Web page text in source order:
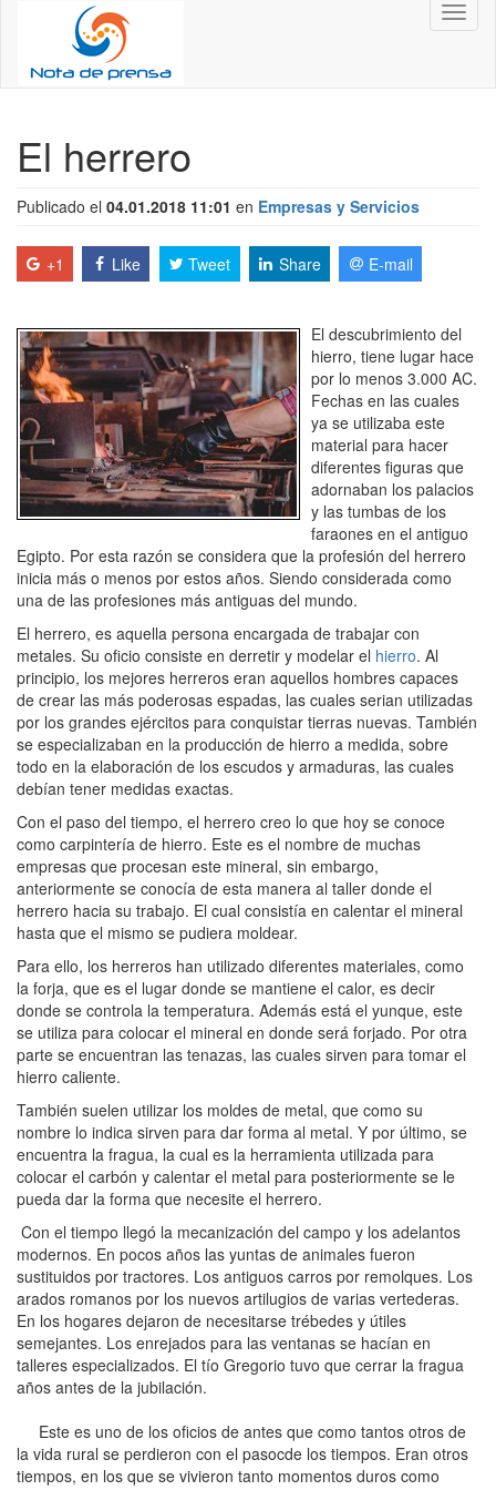
El herrero
Publicado el 04.01.2018 11:01 en Empresas y Servicios
+1 Like Tweet Share E-mail
El descubrimiento del
hierro, tiene lugar hace
por lo menos 3.000 AC.
Fechas en las cuales
ya se utilizaba este
material para hacer
diferentes figuras que
adornaban los palacios
y las tumbas de los
faraones en el antiguo
Egipto. Por esta razón se considera que la profesión del herrero
inicia más o menos por estos años. Siendo considerada como
una de las profesiones más antiguas del mundo.
El herrero, es aquella persona encargada de trabajar con
metales. Su oficio consiste en derretir y modelar el hierro. Al
principio, los mejores herreros eran aquellos hombres capaces
de crear las más poderosas espadas, las cuales serian utilizadas
por los grandes ejércitos para conquistar tierras nuevas. También
se especializaban en la producción de hierro a medida, sobre
todo en la elaboración de los escudos y armaduras, las cuales
debían tener medidas exactas.
Con el paso del tiempo, el herrero creo lo que hoy se conoce
como carpintería de hierro. Este es el nombre de muchas
empresas que procesan este mineral, sin embargo,
anteriormente se conocía de esta manera al taller donde el
herrero hacia su trabajo. El cual consistía en calentar el mineral
hasta que el mismo se pudiera moldear.
Para ello, los herreros han utilizado diferentes materiales, como
la forja, que es el lugar donde se mantiene el calor, es decir
donde se controla la temperatura. Además está el yunque, este
se utiliza para colocar el mineral en donde será forjado. Por otra
parte se encuentran las tenazas, las cuales sirven para tomar el
hierro caliente.
También suelen utilizar los moldes de metal, que como su
nombre lo indica sirven para dar forma al metal. Y por último, se
encuentra la fragua, la cual es la herramienta utilizada para
colocar el carbón y calentar el metal para posteriormente se le
pueda dar la forma que necesite el herrero.
Con el tiempo llegó la mecanización del campo y los adelantos
modernos. En pocos años las yuntas de animales fueron
sustituidos por tractores. Los antiguos carros por remolques. Los
arados romanos por los nuevos artilugios de varias vertederas.
En los hogares dejaron de necesitarse trébedes y útiles
semejantes. Los enrejados para las ventanas se hacían en
talleres especializados. El tío Gregorio tuvo que cerrar la fragua
años antes de la jubilación.
Este es uno de los oficios de antes que como tantos otros de
la vida rural se perdieron con el pasocde los tiempos. Eran otros
tiempos, en los que se vivieron tanto momentos duros como